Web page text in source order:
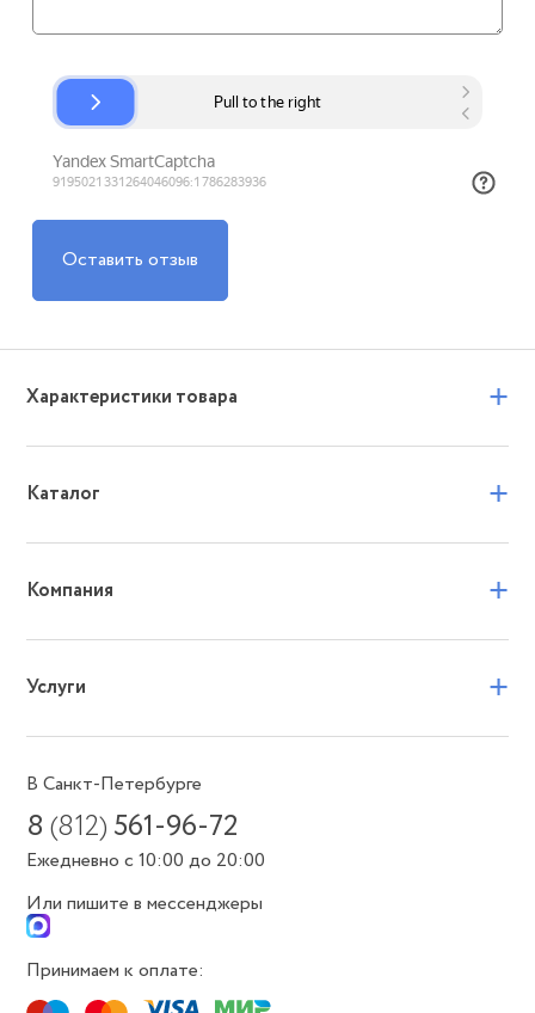
Оставить отзыв
Характеристики товара +
Каталог +
Компания +
Услуги +
В Санкт-Петербурге
8(812) 561-96-72
Ежедневно с 10:00 до 20:00
Или пишите в мессенджеры
Принимаем к оплате: